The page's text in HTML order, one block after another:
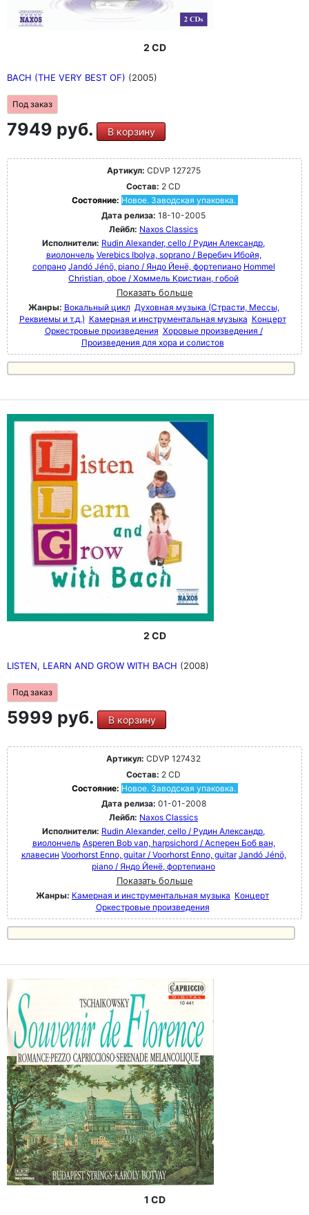
2 CD
BACH (THE VERY BEST OF) (2005)
Под заказ
7949 руб. В корзину
Артикул: CDVP 127275
Состав: 2 CD
Состояние: Новое. Заводская упаковка.
Дата релиза: 18-10-2005
Лейбл: Naxos Classics
Исполнители: Rudin Alexander, cello / Рудин Александр,
виолончель Verebics Ibolya, soprano / Веребич Ибойя,
сопрано Jandó Jénö, piano / Яндо Йенё, фортепиано Hommel
Christian, oboe / Хоммель Кристиан, гобой
Показать больше
Жанры: Вокальный цикл Духовная музыка (Страсти, Мессы,
Реквиемы и т.д.) Камерная и инструментальная музыка Концерт
Оркестровые произведения Хоровые произведения /
Произведения для хора и солистов
2 CD
LISTEN, LEARN AND GROW WITH BACH (2008)
Под заказ
5999 руб. В корзину
Артикул: CDVP 127432
Состав: 2 CD
Состояние: Новое. Заводская упаковка.
Дата релиза: 01-01-2008
Лейбл: Naxos Classics
Исполнители: Rudin Alexander, cello / Рудин Александр,
виолончель Asperen Bob van, harpsichord / Асперен Боб ван,
клавесин Voorhorst Enno, guitar / Voorhorst Enno, guitar Jandó Jénö,
piano / Яндо Йенё, фортепиано
Показать больше
Жанры: Камерная и инструментальная музыка Концерт
Оркестровые произведения
1 CD